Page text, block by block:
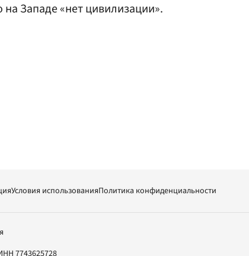
на Западе «нет цивилизации».
Условия использованияПолитика конфиденциальности